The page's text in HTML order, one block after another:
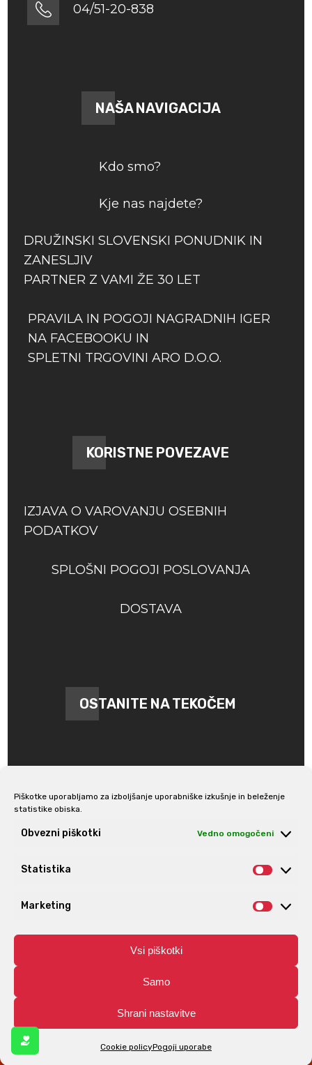
Piškotke uporabljamo za izboljšanje uporabniške izkušnje in beleženje
statistike obiska.
Obvezni piškotki Vedno omogočeni
Statistika
Marketing
Vsi piškotki
Samo
Shrani nastavitve
Cookie policyPogoji uporabe
04/51-20-838
NAŠA NAVIGACIJA
Kdo smo?
Kje nas najdete?
DRUŽINSKI SLOVENSKI PONUDNIK IN
ZANESLJIV
PARTNER Z VAMI ŽE 30 LET
PRAVILA IN POGOJI NAGRADNIH IGER
NA FACEBOOKU IN
SPLETNI TRGOVINI ARO D.O.O.
KORISTNE POVEZAVE
IZJAVA O VAROVANJU OSEBNIH
PODATKOV
SPLOŠNI POGOJI POSLOVANJA
DOSTAVA
OSTANITE NA TEKOČEM
© Aro | Vse pravice pridržane. | Izdelava spletnih trgovin
Spletnik.si